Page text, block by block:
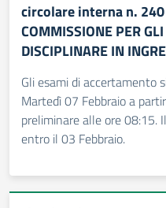
circolare interna n. 240
COMMISSIONE PER
DISCIPLINARE IN
Gli esami di accertamento
Martedì 07 Febbraio a
preliminare alle ore 08:15.
entro il 03 Febbraio.